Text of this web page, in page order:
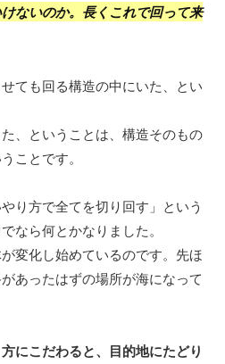
ないのか。長くこれで回って来
ても回る構造の中にいた、とい
、ということは、構造そのもの
ことです。
り方で全てを切り回す」という
なら何とかなりました。
変化し始めているのです。先ほ
あったはずの場所が海になって
にこだわると、目的地にたどり